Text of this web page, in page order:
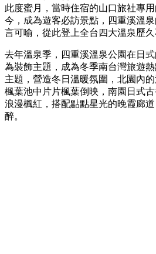
此度蜜月，當時住宿的山口旅社專
今，成為遊客必訪景點，四重溪溫
言可喻，從此登上全台四大溫泉歷久
去年溫泉季，四重溪溫泉公園在日
為裝飾主題，成為冬季南台灣旅遊
主題，營造冬日溫暖氛圍，北園內
楓葉池中片片楓葉倒映，南園日式
浪漫楓紅，搭配點點星光的晚霞廊
醉。